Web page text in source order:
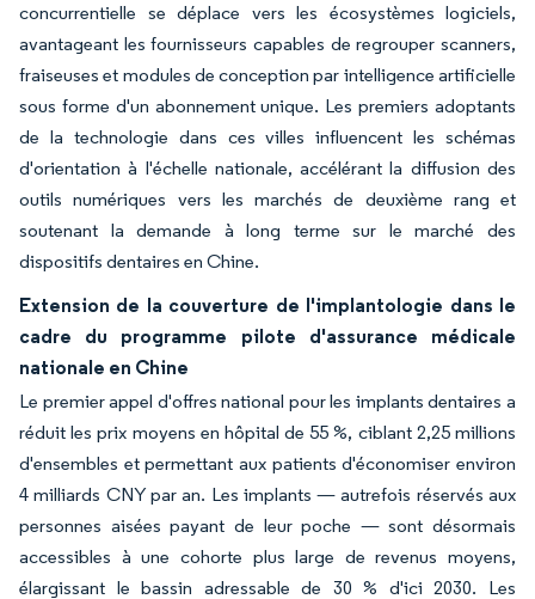
concurrentielle se déplace vers les écosystèmes logiciels,
avantageant les fournisseurs capables de regrouper scanners,
fraiseuses et modules de conception par intelligence artificielle
sous forme d'un abonnement unique. Les premiers adoptants
de la technologie dans ces villes influencent les schémas
d'orientation à l'échelle nationale, accélérant la diffusion des
outils numériques vers les marchés de deuxième rang et
soutenant la demande à long terme sur le marché des
dispositifs dentaires en Chine.
Extension de la couverture de l'implantologie dans le
cadre du programme pilote d'assurance médicale
nationale en Chine
Le premier appel d'offres national pour les implants dentaires a
réduit les prix moyens en hôpital de 55 %, ciblant 2,25 millions
d'ensembles et permettant aux patients d'économiser environ
4 milliards CNY par an. Les implants — autrefois réservés aux
personnes aisées payant de leur poche — sont désormais
accessibles à une cohorte plus large de revenus moyens,
élargissant le bassin adressable de 30 % d'ici 2030. Les